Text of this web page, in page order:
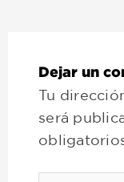
Dejar un
Tu
será